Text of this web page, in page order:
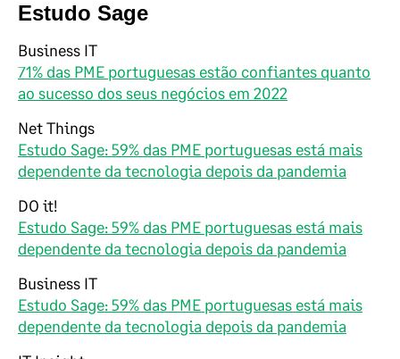
Estudo Sage
Business IT
71% das PME portuguesas estão confiantes quanto
ao sucesso dos seus negócios em 2022
Net Things
Estudo Sage: 59% das PME portuguesas está mais
dependente da tecnologia depois da pandemia
DO it!
Estudo Sage: 59% das PME portuguesas está mais
dependente da tecnologia depois da pandemia
Business IT
Estudo Sage: 59% das PME portuguesas está mais
dependente da tecnologia depois da pandemia